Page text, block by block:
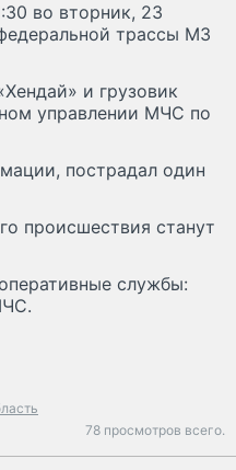
во вторник, 23
трассы М3
и грузовик
управлении МЧС по
пострадал один
происшествия станут
службы:
78 просмотров всего.